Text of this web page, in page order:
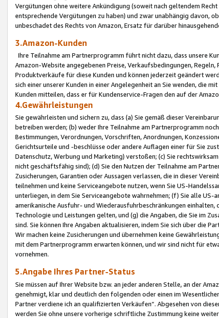
Vergütungen ohne weitere Ankündigung (soweit nach geltendem
entsprechende Vergütungen zu haben) und zwar unabhängig davon,
unbeschadet des Rechts von Amazon, Ersatz für darüber
3.Amazon-Kunden
Ihre Teilnahme am Partnerprogramm führt nicht dazu, dass unsere
Amazon-Website angegebenen Preise, Verkaufsbedingungen,
Produktverkäufe für diese Kunden und können jederzeit geändert
sich einer unserer Kunden in einer Angelegenheit an Sie wenden, die
Kunden mitteilen, dass er für Kundenservice-Fragen den auf der
4.Gewährleistungen
Sie gewährleisten und sichern zu, dass (a) Sie gemäß dieser
betreiben werden; (b) weder Ihre Teilnahme am Partnerprogramm
Bestimmungen, Verordnungen, Vorschriften, Anordnungen,
Gerichtsurteile und -beschlüsse oder andere Auflagen einer für Sie
Datenschutz, Werbung und Marketing) verstoßen; (c) Sie
nicht geschäftsfähig sind); (d) Sie den Nutzen der Teilnahme am
Zusicherungen, Garantien oder Aussagen verlassen, die in dieser
teilnehmen und keine Serviceangebote nutzen, wenn Sie US-
unterliegen, in dem Sie Serviceangebote wahrnehmen; (f) Sie alle
amerikanische Ausfuhr- und Wiederausfuhrbeschränkungen
Technologie und Leistungen gelten, und (g) die Angaben, die Sie im
sind. Sie können Ihre Angaben aktualisieren, indem Sie sich über die
Wir machen keine Zusicherungen und übernehmen keine
mit dem Partnerprogramm erwarten können, und wir sind nicht für
vornehmen.
5.Angabe Ihres Partner-Status
Sie müssen auf Ihrer Website bzw. an jeder anderen Stelle, an der
genehmigt, klar und deutlich den folgenden oder einen im
Partner verdiene ich an qualifizierten Verkäufen“. Abgesehen von
werden Sie ohne unsere vorherige schriftliche Zustimmung keine